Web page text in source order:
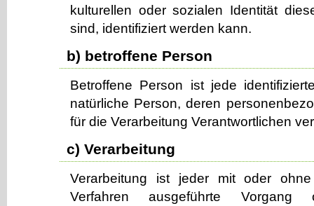
kulturellen oder sozialen Identität
sind, identifiziert werden kann.
b) betroffene Person
Betroffene Person ist jede
natürliche Person, deren
für die Verarbeitung Verantwortlichen
c) Verarbeitung
Verarbeitung ist jeder mit oder ohne
Verfahren ausgeführte